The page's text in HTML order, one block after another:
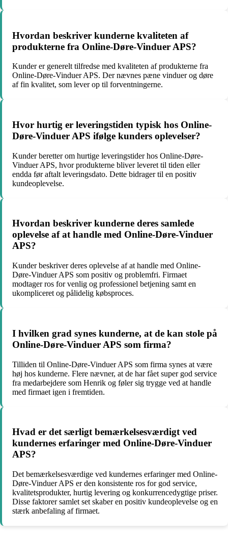
Hvordan beskriver kunderne kvaliteten af
produkterne fra Online-Døre-Vinduer APS?
Kunder er generelt tilfredse med kvaliteten af produkterne fra
Online-Døre-Vinduer APS. Der nævnes pæne vinduer og døre
af fin kvalitet, som lever op til forventningerne.
Hvor hurtig er leveringstiden typisk hos Online-
Døre-Vinduer APS ifølge kunders oplevelser?
Kunder beretter om hurtige leveringstider hos Online-Døre-
Vinduer APS, hvor produkterne bliver leveret til tiden eller
endda før aftalt leveringsdato. Dette bidrager til en positiv
kundeoplevelse.
Hvordan beskriver kunderne deres samlede
oplevelse af at handle med Online-Døre-Vinduer
APS?
Kunder beskriver deres oplevelse af at handle med Online-
Døre-Vinduer APS som positiv og problemfri. Firmaet
modtager ros for venlig og professionel betjening samt en
ukompliceret og pålidelig købsproces.
I hvilken grad synes kunderne, at de kan stole på
Online-Døre-Vinduer APS som firma?
Tilliden til Online-Døre-Vinduer APS som firma synes at være
høj hos kunderne. Flere nævner, at de har fået super god service
fra medarbejdere som Henrik og føler sig trygge ved at handle
med firmaet igen i fremtiden.
Hvad er det særligt bemærkelsesværdigt ved
kundernes erfaringer med Online-Døre-Vinduer
APS?
Det bemærkelsesværdige ved kundernes erfaringer med Online-
Døre-Vinduer APS er den konsistente ros for god service,
kvalitetsprodukter, hurtig levering og konkurrencedygtige priser.
Disse faktorer samlet set skaber en positiv kundeoplevelse og en
stærk anbefaling af firmaet.